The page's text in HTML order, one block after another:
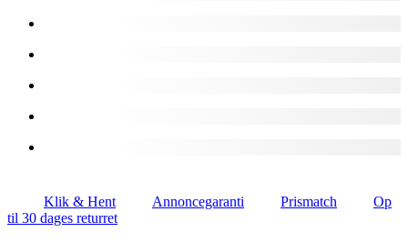
Klik & Hent Annoncegaranti Prismatch
Op
til 30 dages returret